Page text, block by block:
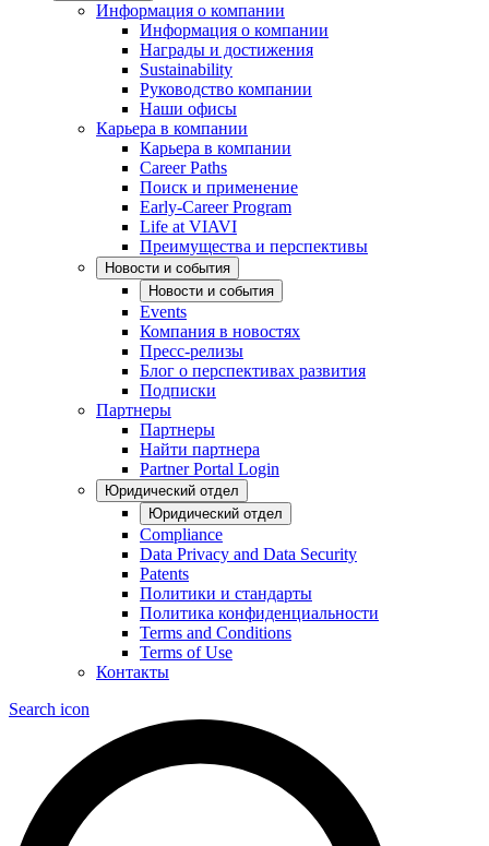
Информация о компании
Информация о компании
Награды и достижения
Sustainability
Руководство компании
Наши офисы
Карьера в компании
Карьера в компании
Career Paths
Поиск и применение
Early-Career Program
Life at VIAVI
Преимущества и перспективы
Новости и события
Новости и события
Events
Компания в новостях
Пресс-релизы
Блог о перспективах развития
Подписки
Партнеры
Партнеры
Найти партнера
Partner Portal Login
Юридический отдел
Юридический отдел
Compliance
Data Privacy and Data Security
Patents
Политики и стандарты
Политика конфиденциальности
Terms and Conditions
Terms of Use
Контакты
Search icon